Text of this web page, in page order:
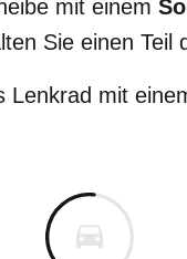
mit einem
Sie einen Teil
Lenkrad mit